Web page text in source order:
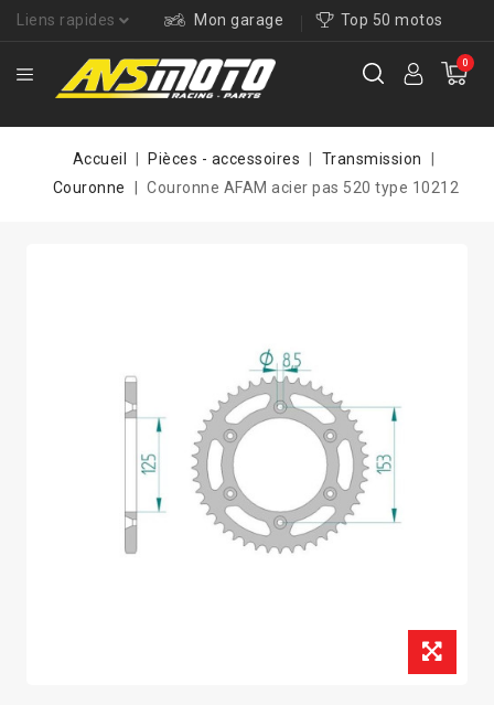
Liens rapides Mon garage Top 50 motos
0
Accueil Pièces - accessoires
Transmission
Couronne
Couronne AFAM acier pas 520 type 10212